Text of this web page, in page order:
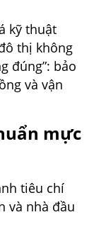
kỹ thuật
thị không
đúng”: bảo
và vận
mực
tiêu chí
và nhà đầu